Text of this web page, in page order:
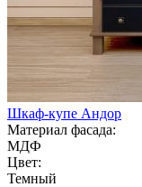
Шкаф-купе Андор
Материал фасада:
МДФ
Цвет:
Темный